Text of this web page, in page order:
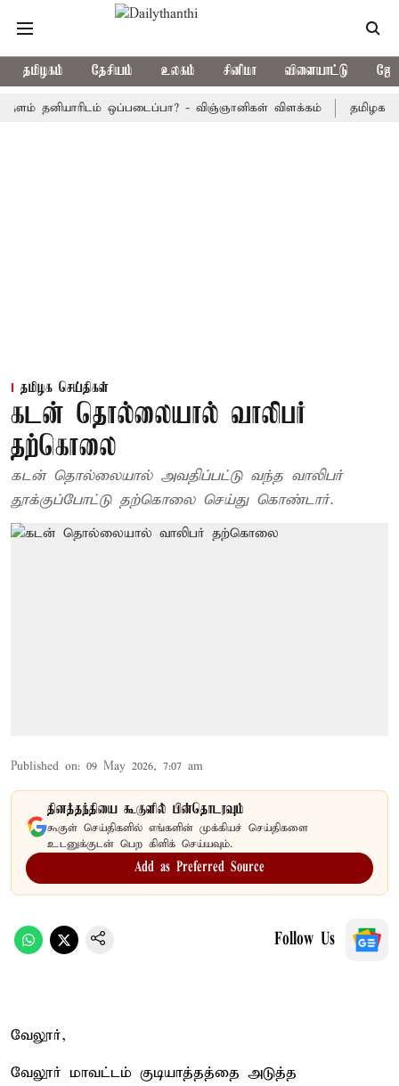
தமிழகம் தேசியம் உலகம் சினிமா விளையாட்டு
ஒப்படைப்பா? - விஞ்ஞானிகள் விளக்கம் தமிழக அரசு
தமிழக செய்திகள்
கடன் தொல்லையால் வாலிபர்
தற்கொலை
கடன் தொல்லையால் அவதிப்பட்டு வந்த வாலிபர்
தூக்குப்போட்டு தற்கொலை செய்து கொண்டார்.
Published on: 09 May 2026, 7:07 am
தினத்தந்தியை கூகுளில் பின்தொடரவும்
கூகுள் செய்திகளில் எங்களின் முக்கியச் செய்திகளை
உடனுக்குடன் பெற கிளிக் செய்யவும்.
Add as Preferred Source
Follow Us
வேலூர்,
வேலூர் மாவட்டம் குடியாத்தத்தை அடுத்த